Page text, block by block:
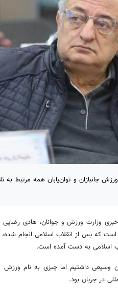
جانبازان و توان‌یابان همه مرتبط به
وزارت ورزش و جوانان، هادی
اسلامی به دست آمده است.
وسیعی داشتیم اما چیزی به نام ورزش
در جریان بود.